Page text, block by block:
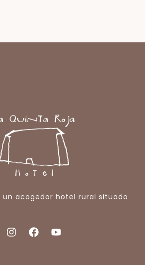
un acogedor hotel rural situado